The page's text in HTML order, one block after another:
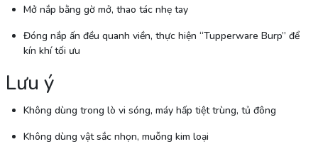
Mở nắp bằng gờ mở, thao tác nhẹ tay
Đóng nắp ấn đều quanh viền, thực hiện “Tupperware Burp” để
kín khí tối ưu
Lưu ý
Không dùng trong lò vi sóng, máy hấp tiệt trùng, tủ đông
Không dùng vật sắc nhọn, muỗng kim loại